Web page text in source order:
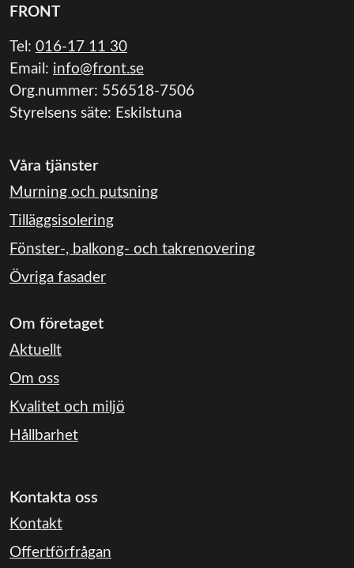
FRONT
Tel: 016-17 11 30
Email: info@front.se
Org.nummer: 556518-7506
Styrelsens säte: Eskilstuna
Våra tjänster
Murning och putsning
Tilläggsisolering
Fönster-, balkong- och takrenovering
Övriga fasader
Om företaget
Aktuellt
Om oss
Kvalitet och miljö
Hållbarhet
Kontakta oss
Kontakt
Offertförfrågan